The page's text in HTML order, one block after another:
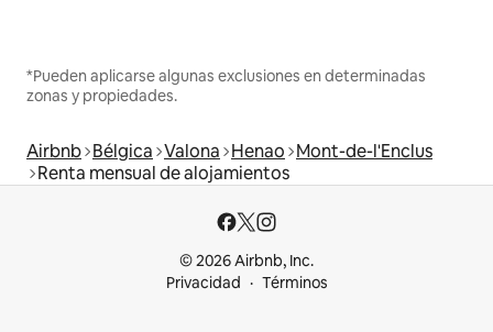
*Pueden aplicarse algunas exclusiones en determinadas
zonas y propiedades.
Airbnb Bélgica Valona Henao Mont-de-l'Enclus
Renta mensual de alojamientos
© 2026 Airbnb, Inc.
Privacidad
Términos